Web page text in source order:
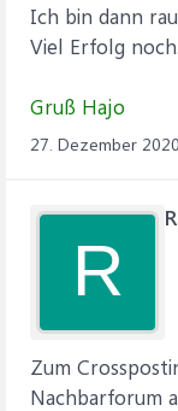
Ich bin dann
Viel Erfolg noch.
Gruß Hajo
27. Dezember 2020
R
Zum
Nachbarforum